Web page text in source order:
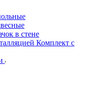
в стене
Комплект с